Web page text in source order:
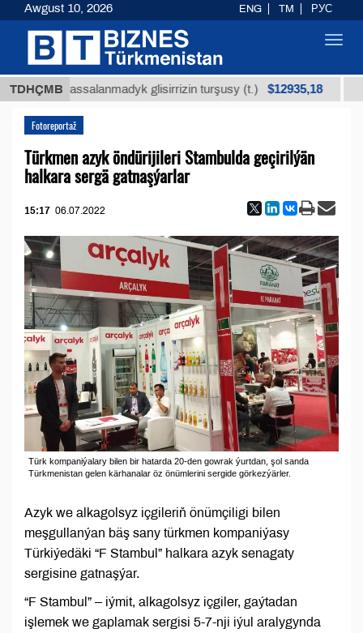
TDHÇMB
arassalanmadyk glisirrizin turşusy (t.) $12935,18
Fotoreportaž
Türkmen azyk öndürijileri Stambulda geçirilýän
halkara sergä gatnaşýarlar
15:17 06.07.2022
Türk kompaniýalary bilen bir hatarda 20-den gowrak ýurtdan, şol sanda
Türkmenistan gelen kärhanalar öz önümlerini sergide görkezýärler.
Azyk we alkagolsyz içgileriň önümçiligi bilen
meşgullanýan bäş sany türkmen kompaniýasy
Türkiýedäki “F Stambul” halkara azyk senagaty
sergisine gatnaşýar.
“F Stambul” – iýmit, alkagolsyz içgiler, gaýtadan
işlemek we gaplamak sergisi 5-7-nji iýul aralygynda
Awgust 10, 2026 ENG TM РУС